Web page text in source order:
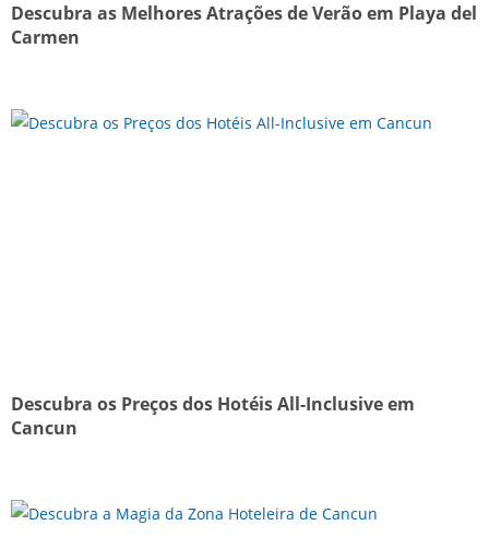
Descubra as Melhores Atrações de Verão em Playa del
Carmen
Descubra os Preços dos Hotéis All-Inclusive em
Cancun